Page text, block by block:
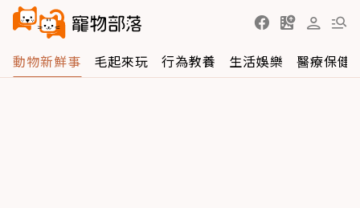
動物新鮮事 毛起來玩 行為教養 生活娛樂 醫療保健